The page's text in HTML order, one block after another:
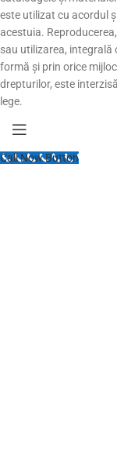
este utilizat cu acordul
acestuia.
sau utilizarea, integrală
formă și prin orice
drepturilor, este
lege.
Call Now Button